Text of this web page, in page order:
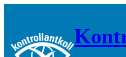
innehåll